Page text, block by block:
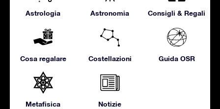
Astrologia Astronomia Consigli & Regali
Cosa regalare Costellazioni Guida OSR
Metafisica Notizie